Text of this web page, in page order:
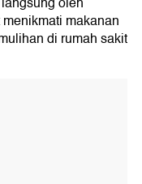
makanan
di rumah sakit